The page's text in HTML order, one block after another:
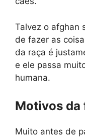
Talvez o afghan
de fazer as
da raça é
e ele passa
humana.
Motivos da
Muito antes de